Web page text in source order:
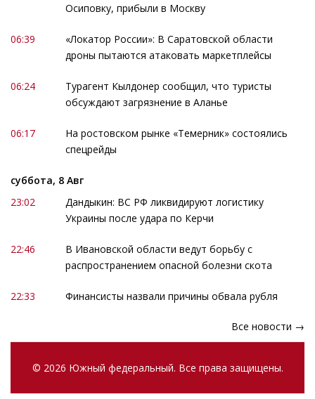
Осиповку, прибыли в Москву
06:39
«Локатор России»: В Саратовской области
дроны пытаются атаковать маркетплейсы
06:24
Турагент Кылдонер сообщил, что туристы
обсуждают загрязнение в Аланье
06:17
На ростовском рынке «Темерник» состоялись
спецрейды
суббота, 8 Авг
23:02
Дандыкин: ВС РФ ликвидируют логистику
Украины после удара по Керчи
22:46
В Ивановской области ведут борьбу с
распространением опасной болезни скота
22:33 Финансисты назвали причины обвала рубля
Все новости →
© 2026 Южный федеральный. Все права защищены.